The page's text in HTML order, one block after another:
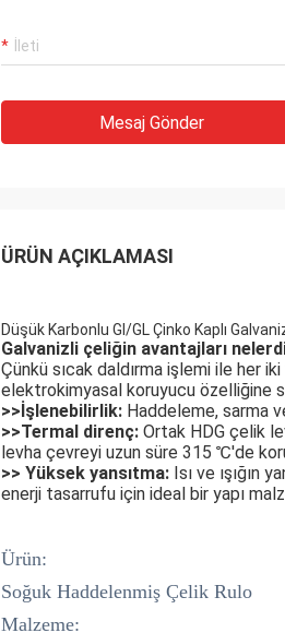
Mesaj Gönder
ÜRÜN AÇIKLAMASI
Düşük Karbonlu GI/GL Çinko Kaplı
Galvanizli çeliğin avantajları
Çünkü sıcak daldırma işlemi ile her
elektrokimyasal koruyucu özelliğine
>>İşlenebilirlik: Haddeleme, sarma
>>Termal direnç: Ortak HDG çelik
levha çevreyi uzun süre 315 ℃'de
>> Yüksek yansıtma: Isı ve ışığın
enerji tasarrufu için ideal bir yapı
Ürün:
Soğuk Haddelenmiş Çelik Rulo
Malzeme: